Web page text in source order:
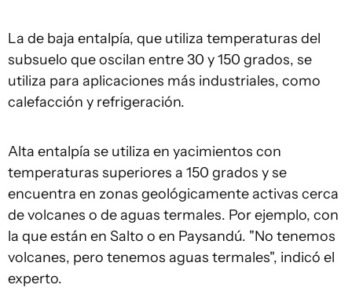
La de baja entalpía, que utiliza temperaturas del
subsuelo que oscilan entre 30 y 150 grados, se
utiliza para aplicaciones más industriales, como
calefacción y refrigeración.
Alta entalpía se utiliza en yacimientos con
temperaturas superiores a 150 grados y se
encuentra en zonas geológicamente activas cerca
de volcanes o de aguas termales. Por ejemplo, con
la que están en Salto o en Paysandú. "No tenemos
volcanes, pero tenemos aguas termales", indicó el
experto.